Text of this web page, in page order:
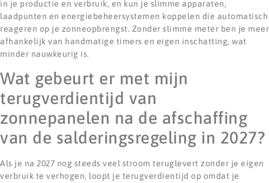
in je productie en verbruik, en kun je slimme apparaten,
laadpunten en energiebeheersystemen koppelen die automatisch
reageren op je zonneopbrengst. Zonder slimme meter ben je meer
afhankelijk van handmatige timers en eigen inschatting, wat
minder nauwkeurig is.
Wat gebeurt er met mijn
terugverdientijd van
zonnepanelen na de afschaffing
van de salderingsregeling in 2027?
Als je na 2027 nog steeds veel stroom teruglevert zonder je eigen
verbruik te verhogen, loopt je terugverdientijd op omdat je